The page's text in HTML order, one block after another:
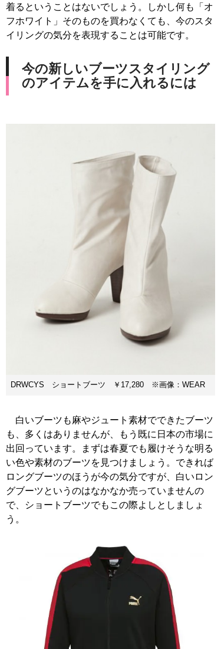
着るということはないでしょう。しかし何も「オ
フホワイト」そのものを買わなくても、今のスタ
イリングの気分を表現することは可能です。
今の新しいブーツスタイリング
のアイテムを手に入れるには
DRWCYS ショートブーツ ￥17,280 ※画像：WEAR
白いブーツも麻やジュート素材でできたブーツ
も、多くはありませんが、もう既に日本の市場に
出回っています。まずは春夏でも履けそうな明る
い色や素材のブーツを見つけましょう。できれば
ロングブーツのほうが今の気分ですが、白いロン
グブーツというのはなかなか売っていませんの
で、ショートブーツでもこの際よしとしましょ
う。